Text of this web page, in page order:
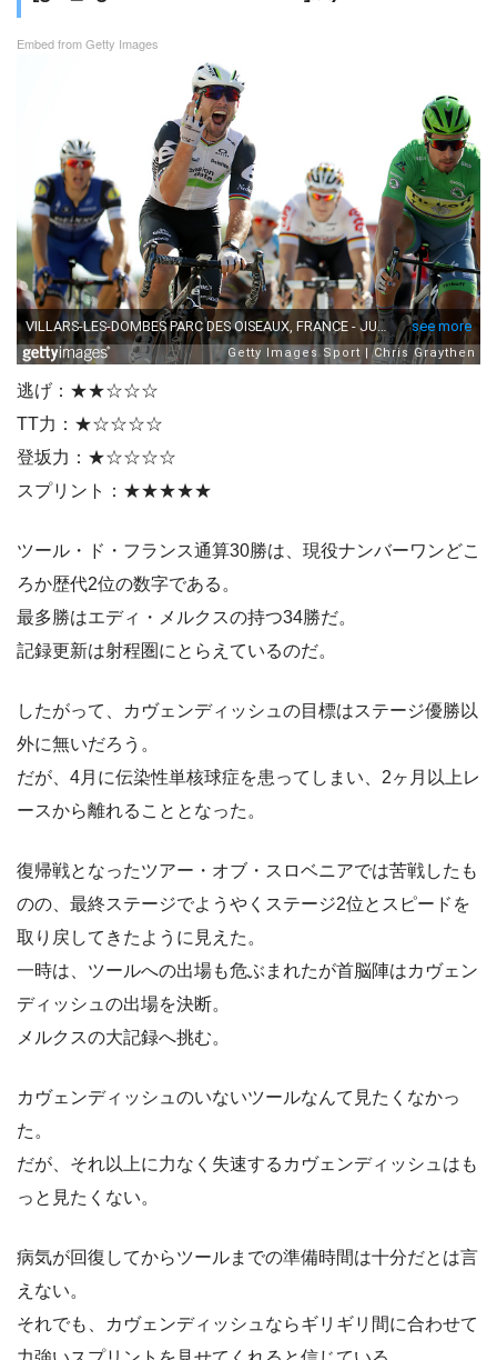
Embed from Getty Images
逃げ：★★☆☆☆
TT力：★☆☆☆☆
登坂力：★☆☆☆☆
スプリント：★★★★★
ツール・ド・フランス通算30勝は、現役ナンバーワンどこ
ろか歴代2位の数字である。
最多勝はエディ・メルクスの持つ34勝だ。
記録更新は射程圏にとらえているのだ。
したがって、カヴェンディッシュの目標はステージ優勝以
外に無いだろう。
だが、4月に伝染性単核球症を患ってしまい、2ヶ月以上レ
ースから離れることとなった。
復帰戦となったツアー・オブ・スロベニアでは苦戦したも
のの、最終ステージでようやくステージ2位とスピードを
取り戻してきたように見えた。
一時は、ツールへの出場も危ぶまれたが首脳陣はカヴェン
ディッシュの出場を決断。
メルクスの大記録へ挑む。
カヴェンディッシュのいないツールなんて見たくなかっ
た。
だが、それ以上に力なく失速するカヴェンディッシュはも
っと見たくない。
病気が回復してからツールまでの準備時間は十分だとは言
えない。
それでも、カヴェンディッシュならギリギリ間に合わせて